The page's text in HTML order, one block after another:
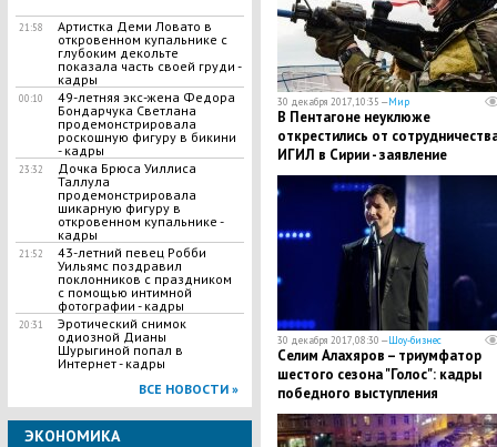
21:58
Артистка Деми Ловато в
откровенном купальнике с
глубоким декольте
показала часть своей груди -
кадры
00:10
49-летняя экс-жена Федора
Бондарчука Светлана
продемонстрировала
роскошную фигуру в бикини
- кадры
23:32
Дочка Брюса Уиллиса
Таллула
продемонстрировала
шикарную фигуру в
откровенном купальнике -
кадры
21:52
43-летний певец Робби
Уильямс поздравил
поклонников с праздником
с помощью интимной
фотографии - кадры
20:31
Эротический снимок
одиозной Дианы
Шурыгиной попал в
Интернет - кадры
ВСЕ НОВОСТИ »
ЭКОНОМИКА
30 декабря 2017, 10:35 —Мир
В Пентагоне неуклюже
открестились от
ИГИЛ в Сирии - заявление
30 декабря 2017, 08:30 —Шоу-бизнес
Селим Алахяров – триумфатор
шестого сезона "Голос": кадры
победного выступления